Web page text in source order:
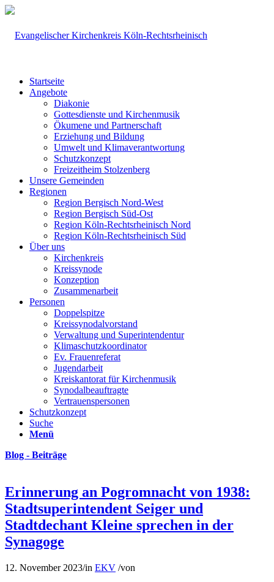
Startseite
Angebote
Diakonie
Gottesdienste und Kirchenmusik
Ökumene und Partnerschaft
Erziehung und Bildung
Umwelt und Klimaverantwortung
Schutzkonzept
Freizeitheim Stolzenberg
Unsere Gemeinden
Regionen
Region Bergisch Nord-West
Region Bergisch Süd-Ost
Region Köln-Rechtsrheinisch Nord
Region Köln-Rechtsrheinisch Süd
Über uns
Kirchenkreis
Kreissynode
Konzeption
Zusammenarbeit
Personen
Doppelspitze
Kreissynodalvorstand
Verwaltung und Superintendentur
Klimaschutzkoordinator
Ev. Frauenreferat
Jugendarbeit
Kreiskantorat für Kirchenmusik
Synodalbeauftragte
Vertrauenspersonen
Schutzkonzept
Suche
Menü
Blog - Beiträge
Erinnerung an Pogromnacht von 1938:
Stadtsuperintendent Seiger und
Stadtdechant Kleine sprechen in der
Synagoge
12. November 2023/in EKV /von